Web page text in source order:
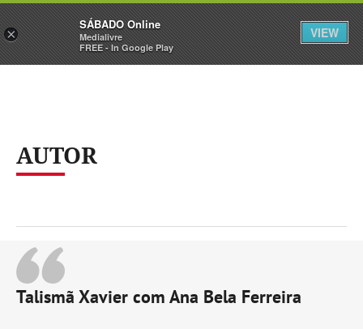
Sábado Assine Iniciar Sessão
AUTOR
Talismã Xavier com Ana Bela Ferreira
×
SÁBADO Online
Medialivre
FREE - In Google Play
VIEW